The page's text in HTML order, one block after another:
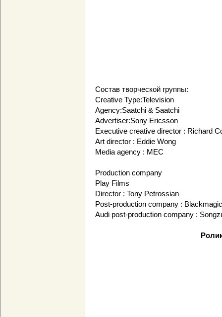
Состав творческой группы:
Creative Type:Television
Agency:Saatchi & Saatchi
Advertiser:Sony Ericsson
Executive creative director : Richard
Art director : Eddie Wong
Media agency : MEC
Production company
Play Films
Director : Tony Petrossian
Post-production company :
Audi post-production company :